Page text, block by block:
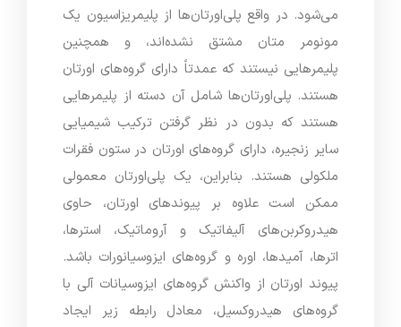
می‌شود. در واقع پلی‌اورتان‌ها از پلیمریزاسیون یک
مونومر متان مشتق نشده‌اند، و همچنین
پلیمرهایی نیستند که عمدتاً دارای گروه‌های اورتان
هستند. پلی‌اورتان‌ها شامل آن دسته از پلیمرهایی
هستند که بدون در نظر گرفتن ترکیب شیمیایی
سایر زنجیره، دارای گروه‌های اورتان در ستون فقرات
ملکولی هستند. بنابراین، یک پلی‌اورتان معمولی
ممکن است علاوه بر پیوندهای اورتان، حاوی
هیدروکربن‌های آلیفاتیک و آروماتیک، استرها،
اترها، آمیدها، اوره و گروه‌های ایزوسیانورات باشد.
پیوند اورتان از واکنش گروه‌های ایزوسیانات آلی با
گروه‌های هیدروکسیل، معادل رابطه زیر ایجاد